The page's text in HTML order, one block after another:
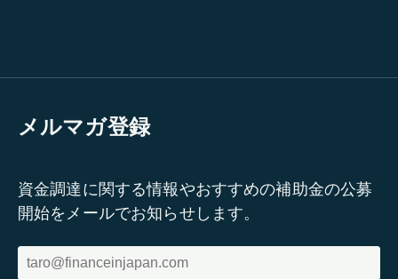
メルマガ登録
資金調達に関する情報やおすすめの補助金の公募
開始をメールでお知らせします。